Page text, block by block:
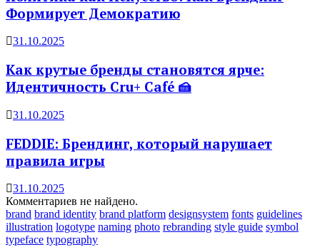
Формирует Демократию
31.10.2025
Как крутые бренды становятся ярче:
Идентичность Cru+ Café 🍰
31.10.2025
FEDDIE: Брендинг, который нарушает
правила игры
31.10.2025
Комментариев не найдено.
brand brand identity brand platform designsystem fonts guidelines
illustration logotype naming photo rebranding style guide symbol
typeface typography